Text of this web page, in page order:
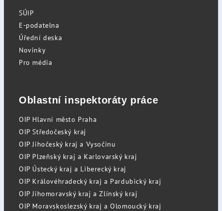
SÚIP
E-podatelna
Úřední deska
Novinky
Pro média
Oblastní inspektoráty práce
OIP Hlavní město Praha
OIP Středočeský kraj
OIP Jihočeský kraj a Vysočinu
OIP Plzeňský kraj a Karlovarský kraj
OIP Ústecký kraj a Liberecký kraj
OIP Královéhradecký kraj a Pardubický kraj
OIP Jihomoravský kraj a Zlínský kraj
OIP Moravskoslezský kraj a Olomoucký kraj